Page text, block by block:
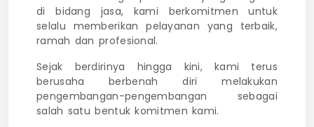
di bidang jasa, kami berkomitmen untuk
selalu memberikan pelayanan yang terbaik,
ramah dan profesional.
Sejak berdirinya hingga kini, kami terus
berusaha berbenah diri melakukan
pengembangan-pengembangan sebagai
salah satu bentuk komitmen kami.